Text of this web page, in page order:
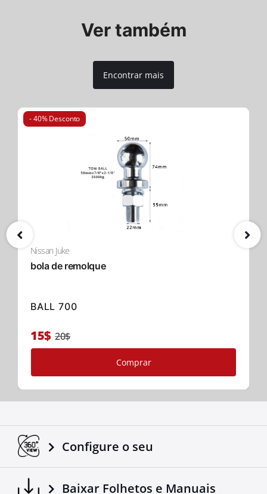
Ver também
Encontrar mais
- 40% Desconto
Nissan Juke
bola de remolque
BALL 700
15$ 20$
Comprar
Configure o seu
Baixar Folhetos e Manuais